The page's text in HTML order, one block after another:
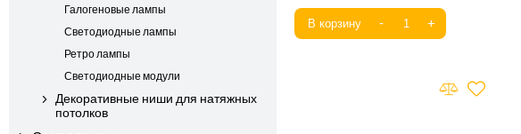
Галогеновые лампы
Светодиодные лампы
Ретро лампы
Светодиодные модули
Декоративные ниши для натяжных
потолков